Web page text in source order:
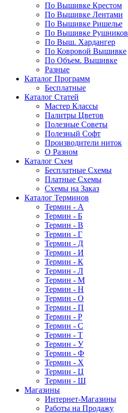
По Вышивке Крестом
По Вышивке Лентами
По Вышивке Ришелье
По Вышивке Рушников
По Выш. Хардангер
По Ковровой Вышивке
По Объем. Вышивке
Разные
Каталог Программ
Бесплатные
Каталог Статей
Мастер Классы
Палитры Цветов
Полезные Советы
Полезный Софт
Производители ниток
О Разном
Каталог Схем
Бесплатные Схемы
Платные Схемы
Схемы на Заказ
Каталог Терминов
Термин - А
Термин - Б
Термин - В
Термин - Г
Термин - Д
Термин - И
Термин - К
Термин - Л
Термин - М
Термин - Н
Термин - О
Термин - П
Термин - Р
Термин - С
Термин - Т
Термин - У
Термин - Ф
Термин - Х
Термин - Ц
Термин - Ш
Магазины
Интернет-Магазины
Работы на Продажу